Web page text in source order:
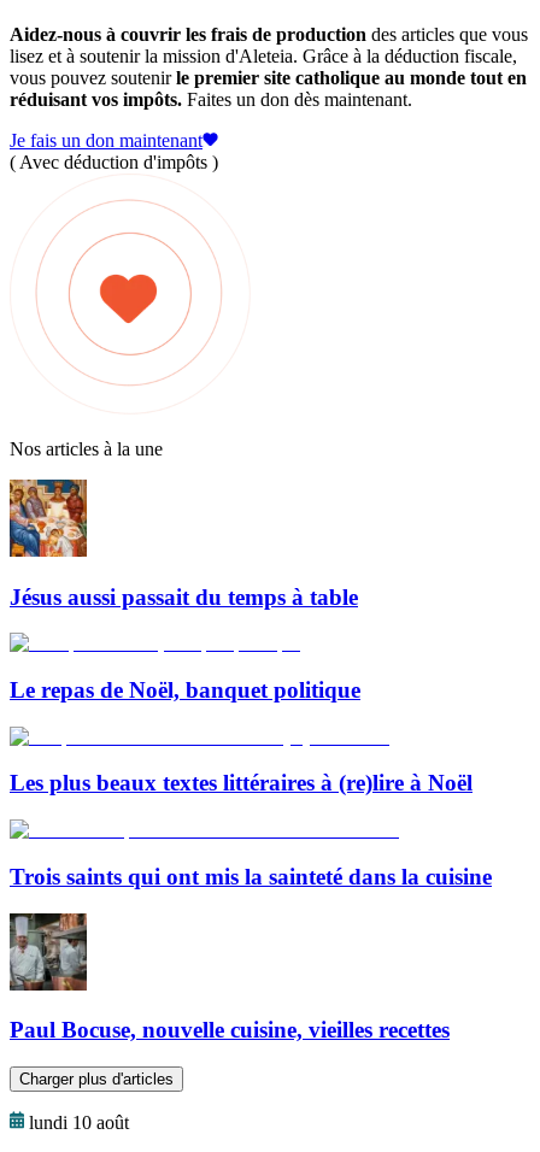
Aidez-nous à couvrir les frais de production des articles que vous
lisez et à soutenir la mission d'Aleteia. Grâce à la déduction fiscale,
vous pouvez soutenirle premier site catholique au monde tout en
réduisant vos impôts. Faites un don dès maintenant.
Je fais un don maintenant
( Avec déduction d'impôts )
Nos articles à la une
Jésus aussi passait du temps à table
Le repas de Noël, banquet politique
Les plus beaux textes littéraires à (re)lire à Noël
Trois saints qui ont mis la sainteté dans la cuisine
Paul Bocuse, nouvelle cuisine, vieilles recettes
Charger plus d'articles
lundi 10 août